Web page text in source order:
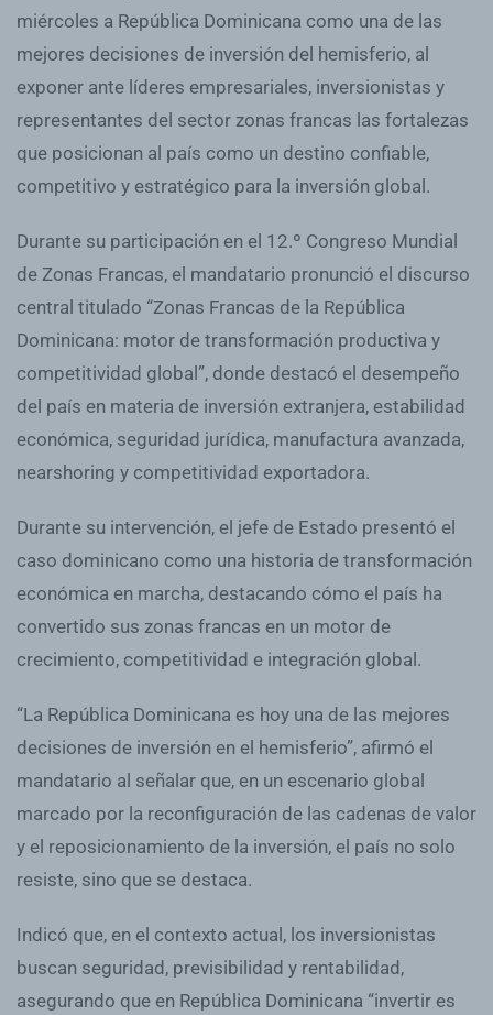
miércoles a República Dominicana como una de las
mejores decisiones de inversión del hemisferio, al
exponer ante líderes empresariales, inversionistas y
representantes del sector zonas francas las fortalezas
que posicionan al país como un destino confiable,
competitivo y estratégico para la inversión global.
Durante su participación en el 12.º Congreso Mundial
de Zonas Francas, el mandatario pronunció el discurso
central titulado “Zonas Francas de la República
Dominicana: motor de transformación productiva y
competitividad global”, donde destacó el desempeño
del país en materia de inversión extranjera, estabilidad
económica, seguridad jurídica, manufactura avanzada,
nearshoring y competitividad exportadora.
Durante su intervención, el jefe de Estado presentó el
caso dominicano como una historia de transformación
económica en marcha, destacando cómo el país ha
convertido sus zonas francas en un motor de
crecimiento, competitividad e integración global.
“La República Dominicana es hoy una de las mejores
decisiones de inversión en el hemisferio”, afirmó el
mandatario al señalar que, en un escenario global
marcado por la reconfiguración de las cadenas de valor
y el reposicionamiento de la inversión, el país no solo
resiste, sino que se destaca.
Indicó que, en el contexto actual, los inversionistas
buscan seguridad, previsibilidad y rentabilidad,
asegurando que en República Dominicana “invertir es